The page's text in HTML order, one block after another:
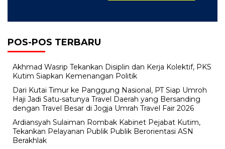
POS-POS TERBARU
Akhmad Wasrip Tekankan Disiplin dan Kerja Kolektif, PKS
Kutim Siapkan Kemenangan Politik
Dari Kutai Timur ke Panggung Nasional, PT Siap Umroh
Haji Jadi Satu-satunya Travel Daerah yang Bersanding
dengan Travel Besar di Jogja Umrah Travel Fair 2026
Ardiansyah Sulaiman Rombak Kabinet Pejabat Kutim,
Tekankan Pelayanan Publik Publik Berorientasi ASN
Berakhlak